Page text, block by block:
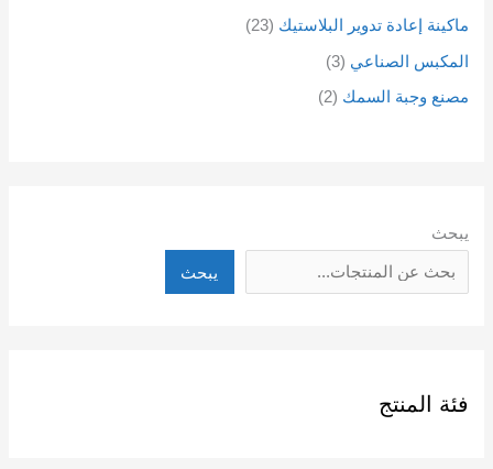
ماكينة إعادة تدوير البلاستيك 23
المكبس الصناعي 3
مصنع وجبة السمك 2
يبحث
يبحث
فئة المنتج